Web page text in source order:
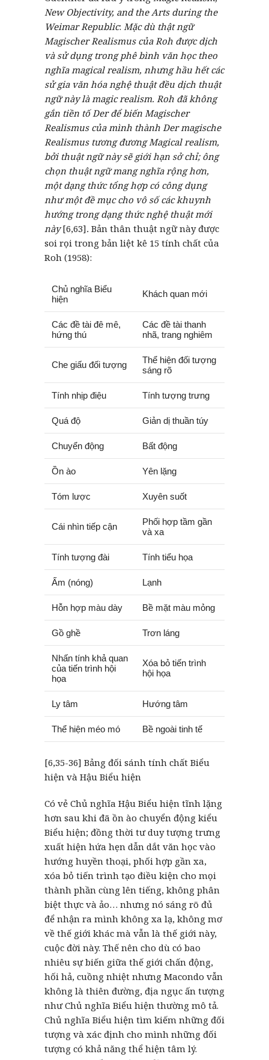
New Objectivity, and the Arts during the
Weimar Republic: Mặc dù thật ngữ
Magischer Realismus của Roh được dịch
và sử dụng trong phê bình văn học theo
nghĩa magical realism, nhưng hầu hết các
sử gia văn hóa nghệ thuật đều dịch thuật
ngữ này là magic realism. Roh đã không
gắn tiền tố Der để biến Magischer
Realismus của mình thành Der magische
Realismus tương đương Magical realism,
bởi thuật ngữ này sẽ giới hạn sở chỉ; ông
chọn thuật ngữ mang nghĩa rộng hơn,
một dạng thức tổng hợp có công dụng
như một đề mục cho vô số các khuynh
hướng trong dạng thức nghệ thuật mới
này[6,63]. Bản thân thuật ngữ này được
soi rọi trong bản liệt kê 15 tính chất của
Roh (1958):
Chủ nghĩa Biểu
hiện
Khách quan mới
Các đề tài đê mê,
hứng thú
Các đề tài thanh
nhã, trang nghiêm
Che giấu đối tượng
Thể hiện đối tượng
sáng rõ
Tính nhịp điệu Tính tượng trưng
Quá độ Giản dị thuần túy
Chuyển động Bất động
Ồn ào Yên lặng
Tóm lược Xuyên suốt
Cái nhìn tiếp cận
Phối hợp tầm gần
và xa
Tính tượng đài Tính tiểu họa
Ấm (nóng) Lạnh
Hỗn hợp màu dày Bề mặt màu mỏng
Gồ ghề Trơn láng
Nhấn tính khả quan
của tiến trình hội
họa
Xóa bỏ tiến trình
hội họa
Ly tâm Hướng tâm
Thể hiện méo mó Bề ngoài tinh tế
[6,35-36] Bảng đối sánh tính chất Biểu
hiện và Hậu Biểu hiện
Có vẻ Chủ nghĩa Hậu Biểu hiện tĩnh lặng
hơn sau khi đã ồn ào chuyển động kiểu
Biểu hiện; đồng thời tư duy tượng trưng
xuất hiện hứa hẹn dẫn dắt văn học vào
hướng huyền thoại, phối hợp gần xa,
xóa bỏ tiến trình tạo điều kiện cho mọi
thành phần cùng lên tiếng, không phân
biệt thực và ảo… nhưng nó sáng rõ đủ
để nhận ra mình không xa lạ, không mơ
về thế giới khác mà vẫn là thế giới này,
cuộc đời này. Thế nên cho dù có bao
nhiêu sự biến giữa thế giới chấn động,
hối hả, cuồng nhiệt nhưng Macondo vẫn
không là thiên đường, địa ngục ấn tượng
như Chủ nghĩa Biểu hiện thường mô tả.
Chủ nghĩa Biểu hiện tìm kiếm những đối
tượng và xác định cho mình những đối
tượng có khả năng thể hiện tâm lý.